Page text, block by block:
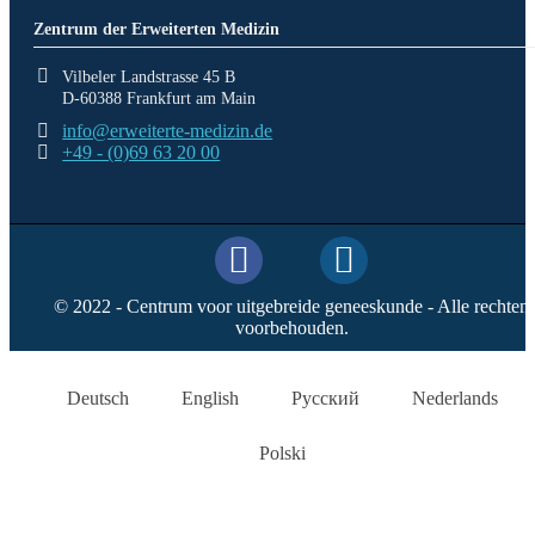
Zentrum der Erweiterten Medizin
Vilbeler Landstrasse 45 B
D-60388 Frankfurt am Main
info@erweiterte-medizin.de
+49 - (0)69 63 20 00
© 2022 - Centrum voor uitgebreide geneeskunde - Alle rechten
voorbehouden.
Deutsch English Русский Nederlands
Polski